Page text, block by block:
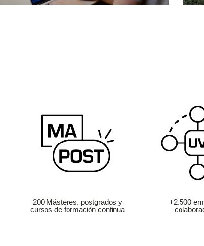
200 Másteres, postgrados y
cursos de formación continua
+2.500